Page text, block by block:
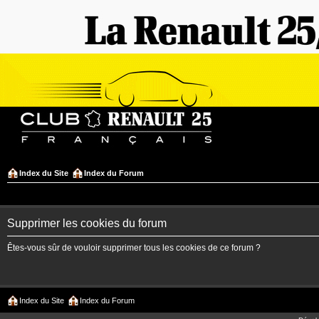
Index du Site Index du Forum
Supprimer les cookies du forum
Êtes-vous sûr de vouloir supprimer tous les cookies de ce forum ?
Index du Site Index du Forum